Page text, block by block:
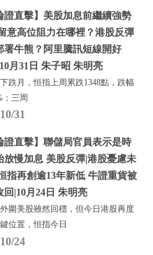
證直擊】美股加息前繼續強勢
意高位阻力在哪裡？港股反彈
署牛熊？阿里騰訊短線開好
月31日 朱子昭 朱明亮
跌月，恒指上周累跌1348點，跌幅
；三周
31
證直擊】聯儲局官員表示是時
放慢加息 美股反彈|港股憂慮未
指再創逾13年新低 牛證重貨被
回|10月24日 朱明亮
圍美股雖然回穩，但今日港股再度
位置，恒指今日
24